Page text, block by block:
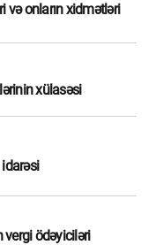
və onların xidmətləri
xülasəsi
idarəsi
ödəyiciləri